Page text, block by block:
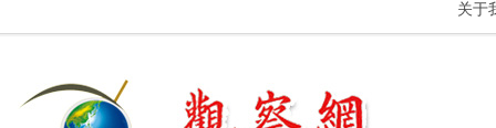
关于